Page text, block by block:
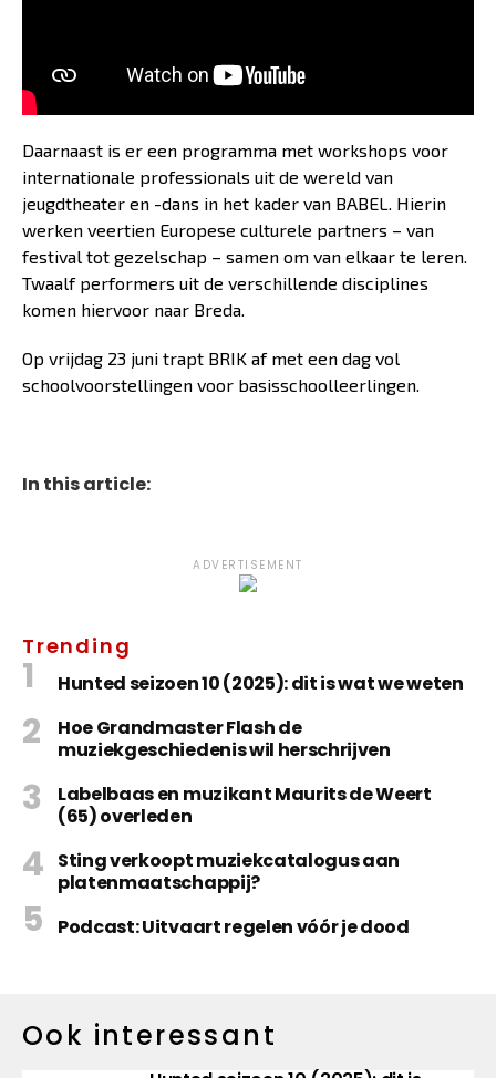
Daarnaast is er een programma met workshops voor
internationale professionals uit de wereld van
jeugdtheater en -dans in het kader van BABEL. Hierin
werken veertien Europese culturele partners – van
festival tot gezelschap – samen om van elkaar te leren.
Twaalf performers uit de verschillende disciplines
komen hiervoor naar Breda.
Op vrijdag 23 juni trapt BRIK af met een dag vol
schoolvoorstellingen voor basisschoolleerlingen.
In this article:
ADVERTISEMENT
Trending
Hunted seizoen 10 (2025): dit is wat we weten
Hoe Grandmaster Flash de
muziekgeschiedenis wil herschrijven
Labelbaas en muzikant Maurits de Weert
(65) overleden
Sting verkoopt muziekcatalogus aan
platenmaatschappij?
Podcast: Uitvaart regelen vóór je dood
Ook interessant